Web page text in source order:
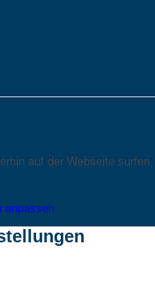
auf der Webseite surfen,
anpassen